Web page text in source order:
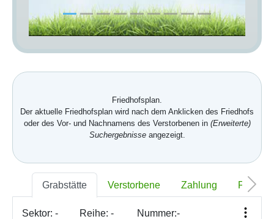
Friedhofsplan.
Der aktuelle Friedhofsplan wird nach dem Anklicken des Friedhofs
oder des Vor- und Nachnamens des Verstorbenen in (Erweiterte)
Suchergebnisseangezeigt.
Grabstätte Verstorbene Zahlung Foto
Sektor: - Reihe: - Nummer:-